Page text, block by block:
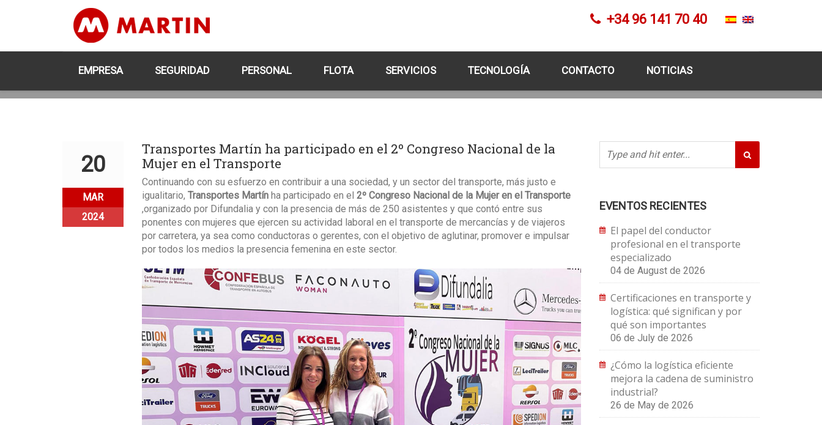
+34 96 141 70 40
EMPRESA SEGURIDAD PERSONAL FLOTA SERVICIOS TECNOLOGÍA CONTACTO NOTICIAS
20
MAR
2024
Transportes Martín ha participado en el 2º Congreso Nacional de la
Mujer en el Transporte
Continuando con su esfuerzo en contribuir a una sociedad, y un sector del transporte, más justo e
igualitario, Transportes Martín ha participado en el 2º Congreso Nacional de la Mujer en el Transporte
,organizado por Difundalia y con la presencia de más de 250 asistentes y que contó entre sus
ponentes con mujeres que ejercen su actividad laboral en el transporte de mercancías y de viajeros
por carretera, ya sea como conductoras o gerentes, con el objetivo de aglutinar, promover e impulsar
por todos los medios la presencia femenina en este sector.
EVENTOS RECIENTES
El papel del conductor
profesional en el transporte
especializado
04 de August de 2026
Certificaciones en transporte y
logística: qué significan y por
qué son importantes
06 de July de 2026
¿Cómo la logística eficiente
mejora la cadena de suministro
industrial?
26 de May de 2026